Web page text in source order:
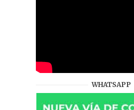
WHATSAPP